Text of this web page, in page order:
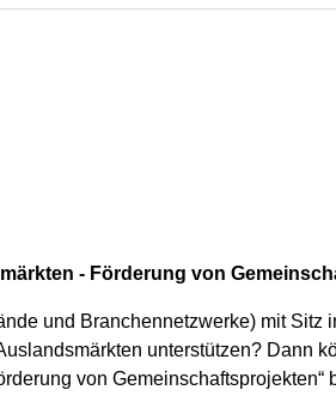
- Förderung von
und Branchennetzwerke) mit
unterstützen? Dann
von